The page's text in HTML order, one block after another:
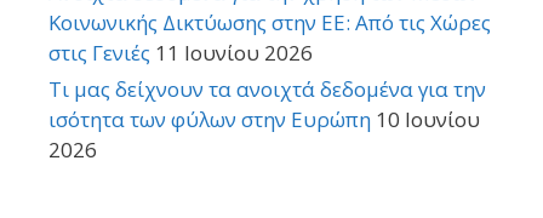
Κοινωνικής Δικτύωσης στην ΕΕ: Από τις Χώρες
στις Γενιές 11 Ιουνίου 2026
Τι μας δείχνουν τα ανοιχτά δεδομένα για την
ισότητα των φύλων στην Ευρώπη 10 Ιουνίου
2026